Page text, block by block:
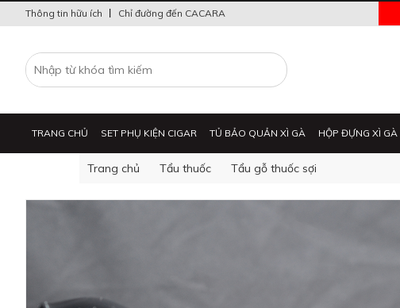
Thông tin hữu ích Chỉ đường đến CACARA
TRANG CHỦ SET PHỤ KIỆN CIGAR TỦ BẢO QUẢN XÌ GÀ HỘP ĐỰNG XÌ GÀ
Trang chủ Tẩu thuốc Tẩu gỗ thuốc sợi